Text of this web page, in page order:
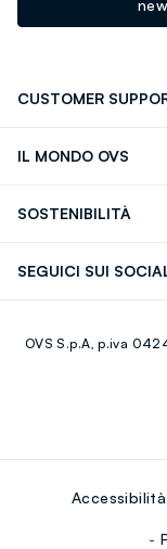
CUSTOMER
IL MONDO OVS
Giftcard
SOSTENIBILITÀ
SEGUICI SUI
Youtube
OVS S.p.A, p.iva
Accessibilità